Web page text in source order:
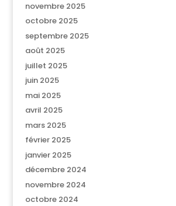
novembre 2025
octobre 2025
septembre 2025
août 2025
juillet 2025
juin 2025
mai 2025
avril 2025
mars 2025
février 2025
janvier 2025
décembre 2024
novembre 2024
octobre 2024